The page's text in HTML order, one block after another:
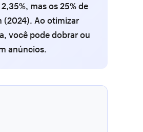
mas os 25% de
(2024). Ao otimizar
você pode dobrar ou
anúncios.